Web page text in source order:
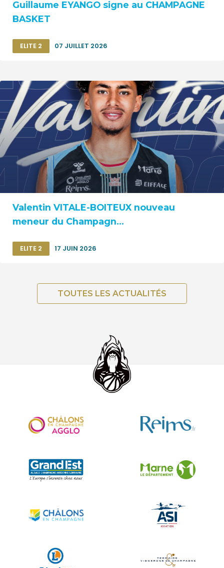
Guillaume EYANGO signe au CHAMPAGNE
BASKET
ELITE 2 07 JUILLET 2026
Valentin VITALE-BOITEUX nouveau
meneur du Champagn...
ELITE 2 17 JUIN 2026
TOUTES LES ACTUALITÉS